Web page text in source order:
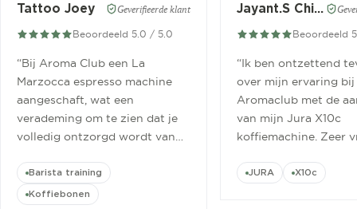
Tattoo Joey Geverifieerde klant
Beoordeeld 5.0 / 5.0
“Bij Aroma Club een La
Marzocca espresso machine
aangeschaft, wat een
verademing om te zien dat je
volledig ontzorgd wordt van
cursus.”
Barista training
Koffiebonen
Jayant.S Chitaroe
Beoordeeld
“Ik ben ontzettend
over mijn ervaring bij
Aromaclub met de
van mijn Jura X10c
koffiemachine. Zeer
JURA X10c